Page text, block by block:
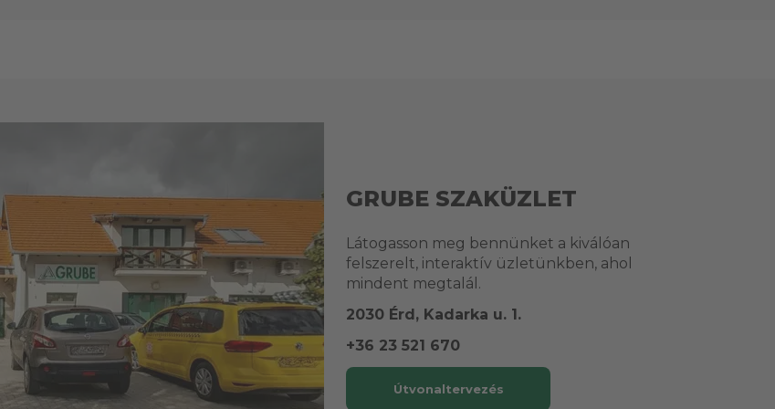
GRUBE SZAKÜZLET
Látogasson meg bennünket a kiválóan
felszerelt, interaktív üzletünkben, ahol
mindent megtalál.
2030 Érd, Kadarka u. 1.
+36 23 521 670
Útvonaltervezés